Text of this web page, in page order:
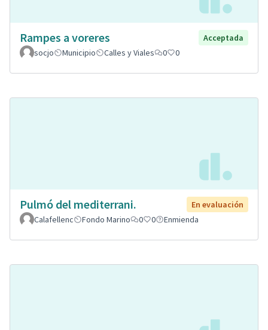
Rampes a voreres
Acceptada
socjo
Municipio Calles y Viales 0 0
Pulmó del mediterrani.
En evaluación
Calafellenc
Fondo Marino 0 0 Enmienda